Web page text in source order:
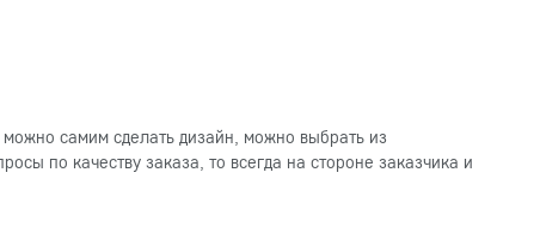
самим сделать дизайн, можно выбрать из
по качеству заказа, то всегда на стороне заказчика и